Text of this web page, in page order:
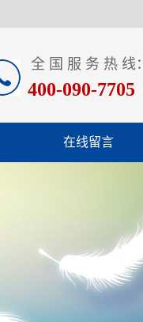
全 国 服 务 热 线：
400-090-7705
在线留言